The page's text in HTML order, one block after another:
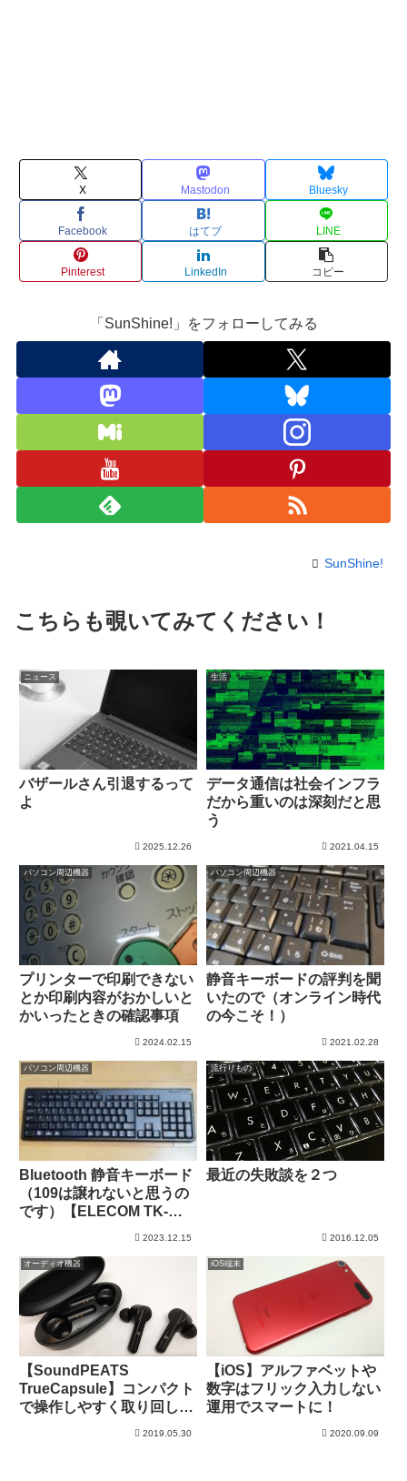
X Mastodon Bluesky
Facebook はてブ LINE
Pinterest LinkedIn コピー
「SunShine!」をフォローしてみる
SunShine!
こちらも覗いてみてください！
ニュース
バザールさん引退するって
よ
2025.12.26
生活
データ通信は社会インフラ
だから重いのは深刻だと思
う
2021.04.15
パソコン周辺機器
プリンターで印刷できない
とか印刷内容がおかしいと
かいったときの確認事項
2024.02.15
パソコン周辺機器
静音キーボードの評判を聞
いたので（オンライン時代
の今こそ！）
2021.02.28
パソコン周辺機器
Bluetooth 静音キーボード
（109は譲れないと思うの
です）【ELECOM TK-
2023.12.15
流行りもの
最近の失敗談を２つ
2016.12.05
オーディオ機器
【SoundPEATS
TrueCapsule】コンパクト
で操作しやすく取り回しが
2019.05.30
iOS端末
【iOS】アルファベットや
数字はフリック入力しない
運用でスマートに！
2020.09.09